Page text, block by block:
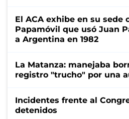
El ACA exhibe en su sede
Papamóvil que usó Juan
a Argentina en 1982
La Matanza: manejaba
registro "trucho" por una
Incidentes frente al
detenidos